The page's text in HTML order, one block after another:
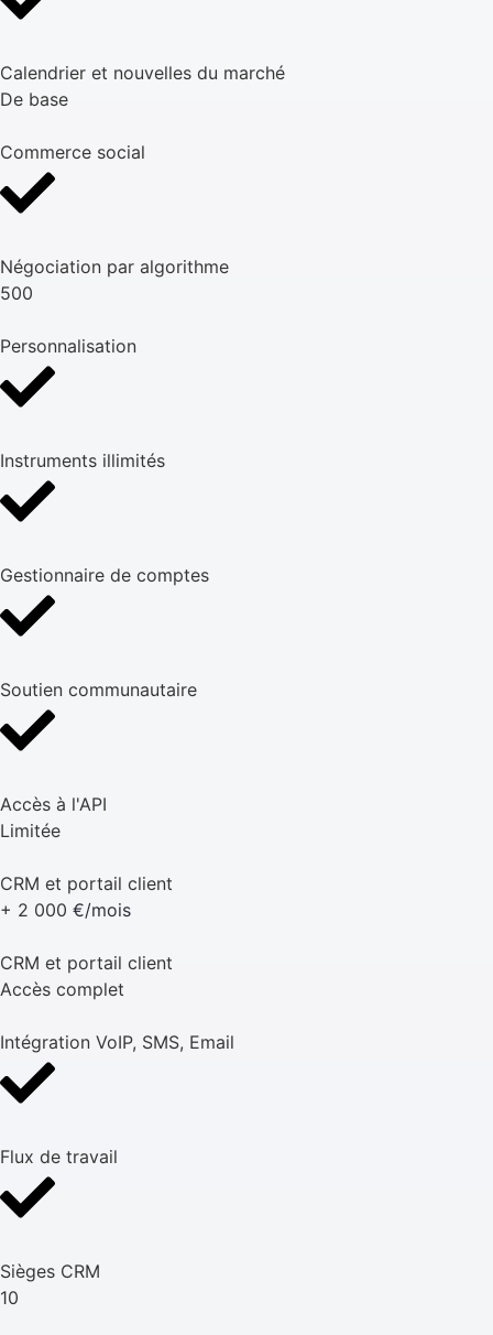
Calendrier et nouvelles du marché
De base
Commerce social
Négociation par algorithme
500
Personnalisation
Instruments illimités
Gestionnaire de comptes
Soutien communautaire
Accès à l'API
Limitée
CRM et portail client
+ 2 000 €/mois
CRM et portail client
Accès complet
Intégration VoIP, SMS, Email
Flux de travail
Sièges CRM
10